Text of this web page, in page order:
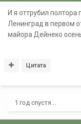
И я оттрубил
Ленинград в первом
майора Дейнеко
Цитата
1 год спустя...